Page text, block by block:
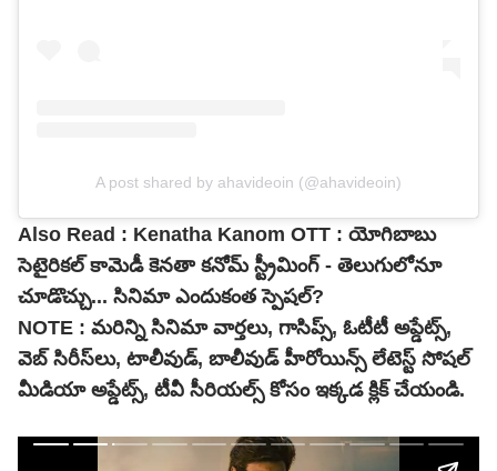
A post shared by ahavideoin (@ahavideoin)
Also Read : Kenatha Kanom OTT : యోగిబాబు
సెటైరికల్ కామెడీ కెనతా కనోమ్ స్ట్రీమింగ్ - తెలుగులోనూ
చూడొచ్చు... సినిమా ఎందుకంత స్పెషల్?
NOTE : మరిన్ని సినిమా వార్తలు, గాసిప్స్, ఓటీటీ అప్డేట్స్,
వెబ్ సిరీస్‌లు, టాలీవుడ్, బాలీవుడ్ హీరోయిన్స్ లేటెస్ట్ సోషల్
మీడియా అప్డేట్స్, టీవీ సీరియల్స్ కోసం ఇక్కడ క్లిక్ చేయండి.